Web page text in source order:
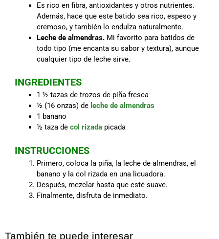
Es rico en fibra, antioxidantes y otros nutrientes.
Además, hace que este batido sea rico, espeso y
cremoso, y también lo endulza naturalmente.
Leche de almendras. Mi favorito para batidos de
todo tipo (me encanta su sabor y textura), aunque
cualquier tipo de leche sirve.
INGREDIENTES
1 ½ tazas de trozos de piña fresca
½ (16 onzas) de leche de almendras
1 banano
½ taza de col rizada picada
INSTRUCCIONES
Primero, coloca la piña, la leche de almendras, el
banano y la col rizada en una licuadora.
Después, mezclar hasta que esté suave.
Finalmente, disfruta de inmediato.
También te puede interesar